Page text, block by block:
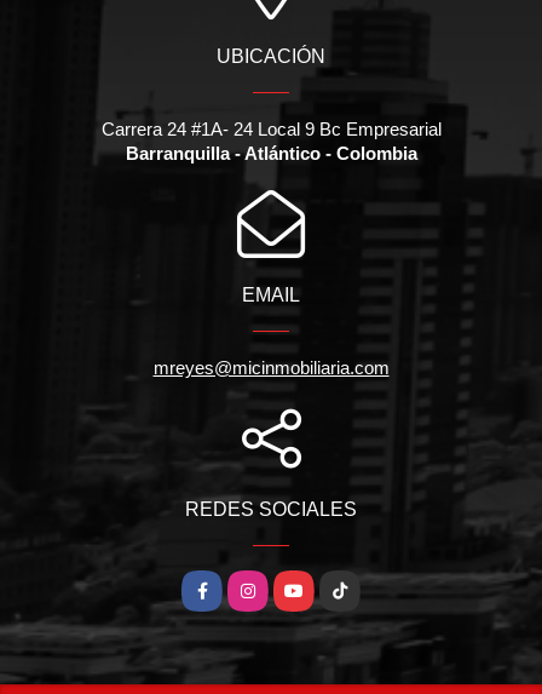
UBICACIÓN
Carrera 24 #1A- 24 Local 9 Bc Empresarial
Barranquilla - Atlántico - Colombia
EMAIL
mreyes@micinmobiliaria.com
REDES SOCIALES
FacebookInstagramYouTubeTikTok